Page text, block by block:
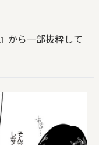
』から一部抜粋して